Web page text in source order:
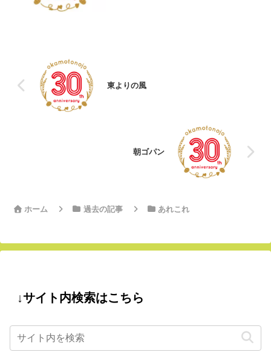
東よりの風
朝ゴパン
ホーム 過去の記事 あれこれ
↓サイト内検索はこちら